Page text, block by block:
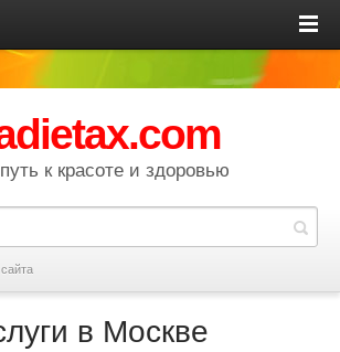
к красоте и здоровью
в Москве